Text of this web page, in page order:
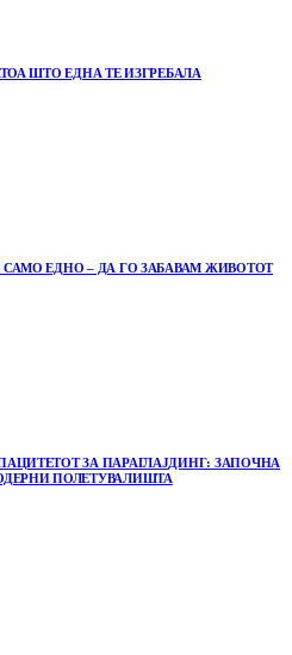
ШТО ЕДНА ТЕ ИЗГРЕБАЛА
ЕДНО – ДА ГО ЗАБАВАМ ЖИВОТОТ
ЗА ПАРАГЛАЈДИНГ: ЗАПОЧНА
ПОЛЕТУВАЛИШТА